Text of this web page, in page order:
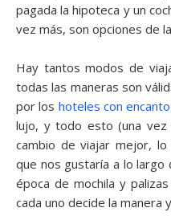
pagada la hipoteca y un
vez más, son opciones de
Hay tantos modos de
todas las maneras son
por los hoteles con encanto
lujo, y todo esto (una vez
cambio de viajar mejor,
que nos gustaría a lo largo
época de mochila y
cada uno decide la manera